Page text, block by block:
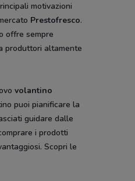
motivazioni
Prestofresco.
offre sempre
produttori altamente
volantino
puoi pianificare la
guidare dalle
i prodotti
Scopri le